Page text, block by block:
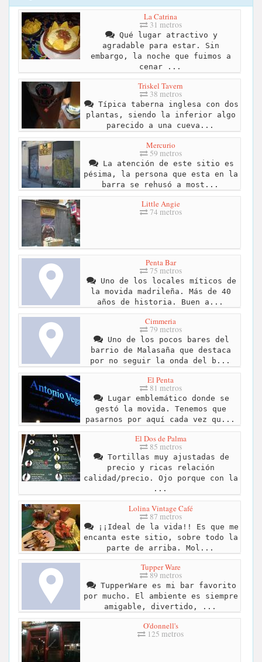
La Catrina
31 metros
Qué lugar atractivo y
agradable para estar. Sin
embargo, la noche que fuimos a
cenar ...
Triskel Tavern
38 metros
Típica taberna inglesa con dos
plantas, siendo la inferior algo
parecido a una cueva...
Mercurio
59 metros
La atención de este sitio es
pésima, la persona que esta en la
barra se rehusó a most...
Little Angie
74 metros
Penta Bar
75 metros
Uno de los locales míticos de
la movida madrileña. Más de 40
años de historia. Buen a...
Cimmeria
79 metros
Uno de los pocos bares del
barrio de Malasaña que destaca
por no seguir la onda del b...
El Penta
81 metros
Lugar emblemático donde se
gestó la movida. Tenemos que
pasarnos por aquí cada vez qu...
El Dos de Palma
85 metros
Tortillas muy ajustadas de
precio y ricas relación
calidad/precio. Ojo porque con la
...
Lolina Vintage Café
87 metros
¡¡Ideal de la vida!! Es que me
encanta este sitio, sobre todo la
parte de arriba. Mol...
Tupper Ware
89 metros
TupperWare es mi bar favorito
por mucho. El ambiente es siempre
amigable, divertido, ...
O'donnell's
125 metros